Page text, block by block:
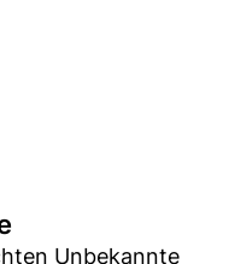
Unbekannte